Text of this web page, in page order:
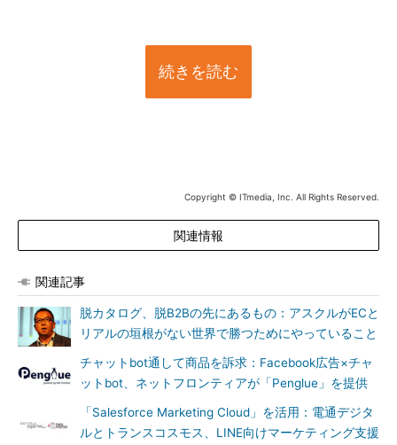
続きを読む
Copyright © ITmedia, Inc. All Rights Reserved.
関連情報
関連記事
脱カタログ、脱B2Bの先にあるもの：アスクルがECと
リアルの垣根がない世界で勝つためにやっていること
チャットbot通して商品を訴求：Facebook広告×チャ
ットbot、ネットフロンティアが「Penglue」を提供
「Salesforce Marketing Cloud」を活用：電通デジタ
ルとトランスコスモス、LINE向けマーケティング支援